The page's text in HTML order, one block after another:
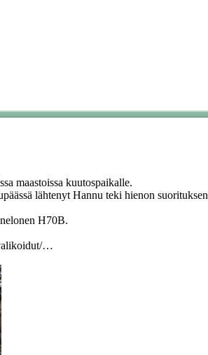
maastoissa kuutospaikalle.
lähtenyt Hannu teki hienon suorituksen
H70B.
…